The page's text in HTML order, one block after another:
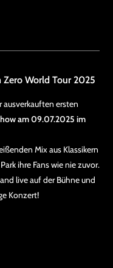
Zero World Tour 2025
ausverkauften ersten
am 09.07.2025 im
Mix aus Klassikern
ihre Fans wie nie zuvor.
live auf der Bühne und
Konzert!